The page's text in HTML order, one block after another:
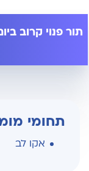
תור פנוי קרוב ביום ב' |
תחומי
אקו לב